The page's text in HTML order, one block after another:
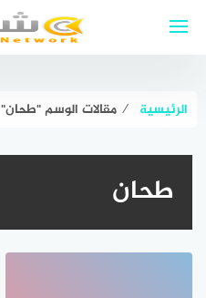
الرئيسية ⁄ مقالات الوسم "طحان"
طحان